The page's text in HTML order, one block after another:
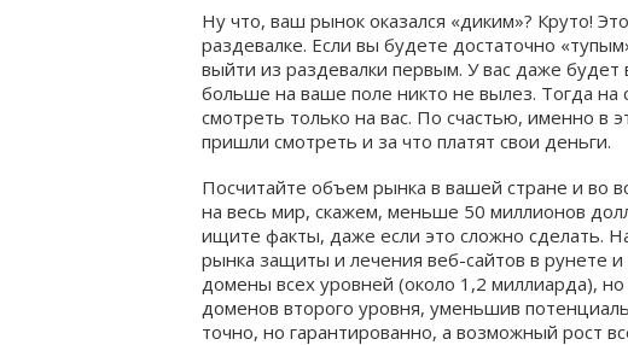
Ну что, ваш рынок оказался «диким»? Круто!
раздевалке. Если вы будете достаточно
выйти из раздевалки первым. У вас даже
больше на ваше поле никто не вылез. Тогда
смотреть только на вас. По счастью, именно в
пришли смотреть и за что платят свои деньги.
Посчитайте объем рынка в вашей стране и во
на весь мир, скажем, меньше 50 миллионов
ищите факты, даже если это сложно сделать.
рынка защиты и лечения веб-сайтов в рунете
домены всех уровней (около 1,2 миллиарда),
доменов второго уровня, уменьшив
точно, но гарантированно, а возможный рост